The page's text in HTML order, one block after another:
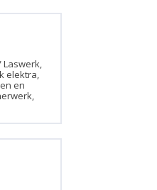
Laswerk,
elektra,
en